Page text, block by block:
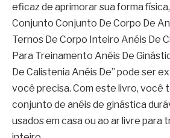
eficaz de aprimorar sua forma
Conjunto Conjunto De Corpo De
Ternos De Corpo Inteiro Anéis De
Para Treinamento Anéis De
De Calistenia Anéis De” pode ser
você precisa. Com este livro, você
conjunto de anéis de ginástica
usados ​​em casa ou ao ar livre para